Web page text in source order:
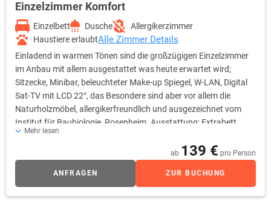
Einzelzimmer Komfort
Einzelbett Dusche
Allergikerzimmer
Haustiere erlaubtAlle Zimmer Details
Einladend in warmen Tönen sind die großzügigen Einzelzimmer
im Anbau mit allem ausgestattet was heute erwartet wird;
Sitzecke, Minibar, beleuchteter Make-up Spiegel, W-LAN, Digital
Sat-TV mit LCD 22″, das Besondere sind aber vor allem die
Naturholzmöbel, allergikerfreundlich und ausgezeichnet vom
Institut für Baubiologie, Rosenheim. Ausstattung: Extrabett
möglich, Kinderbett möglich, Hosenbügler, Minibar, Schrank mit
Schloss, Sessel/Sofa, Dusche, WC, Haarfön, Kosmetikspiegel,
Telefon am Bett, Telefon am Schreibtisch, SAT-TV,
Weckeinrichtung, Wireless-LAN
Mehr lesen
ab 139 € pro Person
ANFRAGEN ZUR BUCHUNG